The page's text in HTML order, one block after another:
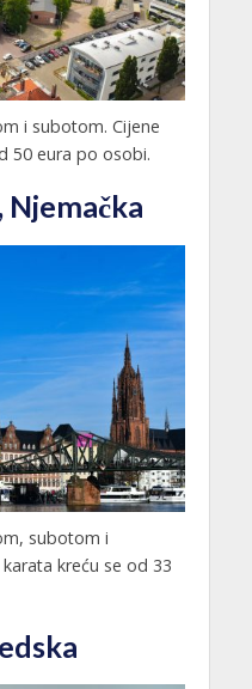
i subotom. Cijene
50 eura po osobi.
subotom i
kreću se od 33